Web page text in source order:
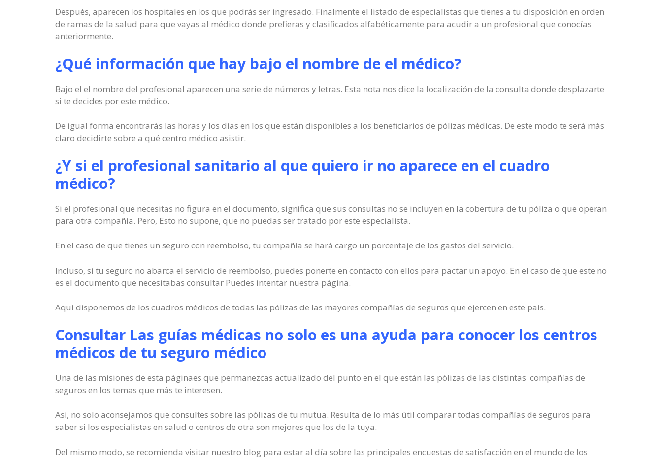
Después, aparecen los hospitales en los que podrás ser ingresado. Finalmente el listado de especialistas que tienes a tu disposición en orden
de ramas de la salud para que vayas al médico donde prefieras y clasificados alfabéticamente para acudir a un profesional que conocías
anteriormente.
¿Qué información que hay bajo el nombre de el médico?
Bajo el el nombre del profesional aparecen una serie de números y letras. Esta nota nos dice la localización de la consulta donde desplazarte
si te decides por este médico.
De igual forma encontrarás las horas y los días en los que están disponibles a los beneficiarios de pólizas médicas. De este modo te será más
claro decidirte sobre a qué centro médico asistir.
¿Y si el profesional sanitario al que quiero ir no aparece en el cuadro
médico?
Si el profesional que necesitas no figura en el documento, significa que sus consultas no se incluyen en la cobertura de tu póliza o que operan
para otra compañía. Pero, Esto no supone, que no puedas ser tratado por este especialista.
En el caso de que tienes un seguro con reembolso, tu compañía se hará cargo un porcentaje de los gastos del servicio.
Incluso, si tu seguro no abarca el servicio de reembolso, puedes ponerte en contacto con ellos para pactar un apoyo. En el caso de que este no
es el documento que necesitabas consultar Puedes intentar nuestra página.
Aquí disponemos de los cuadros médicos de todas las pólizas de las mayores compañías de seguros que ejercen en este país.
Consultar Las guías médicas no solo es una ayuda para conocer los centros
médicos de tu seguro médico
Una de las misiones de esta páginaes que permanezcas actualizado del punto en el que están las pólizas de las distintas compañías de
seguros en los temas que más te interesen.
Así, no solo aconsejamos que consultes sobre las pólizas de tu mutua. Resulta de lo más útil comparar todas compañías de seguros para
saber si los especialistas en salud o centros de otra son mejores que los de la tuya.
Del mismo modo, se recomienda visitar nuestro blog para estar al día sobre las principales encuestas de satisfacción en el mundo de los